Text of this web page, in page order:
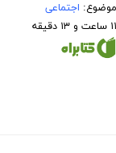
موضوع: اجتماعی
۱۱ ساعت و ۱۳ دقیقه